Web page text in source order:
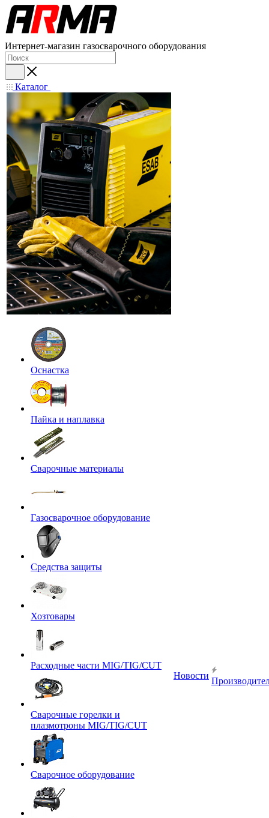
Интернет-магазин газосварочного оборудования
Каталог
Оснастка
Пайка и наплавка
Сварочные материалы
Газосварочное оборудование
Средства защиты
Хозтовары
Расходные части MIG/TIG/CUT
Сварочные горелки и
плазмотроны MIG/TIG/CUT
Сварочное оборудование
Новости